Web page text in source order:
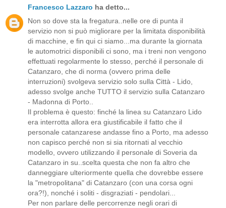
Francesco Lazzaro ha detto...
Non so dove sta la fregatura..nelle ore di punta il
servizio non si può migliorare per la limitata disponibilità
di macchine, e fin qui ci siamo...ma durante la giornata
le automotrici disponibili ci sono, ma i treni non vengono
effettuati regolarmente lo stesso, perché il personale di
Catanzaro, che di norma (ovvero prima delle
interruzioni) svolgeva servizio solo sulla Città - Lido,
adesso svolge anche TUTTO il servizio sulla Catanzaro
- Madonna di Porto..
Il problema è questo: finché la linea su Catanzaro Lido
era interrotta allora era giustificabile il fatto che il
personale catanzarese andasse fino a Porto, ma adesso
non capisco perché non si sia ritornati al vecchio
modello, ovvero utilizzando il personale di Soveria da
Catanzaro in su..scelta questa che non fa altro che
danneggiare ulteriormente quella che dovrebbe essere
la "metropolitana" di Catanzaro (con una corsa ogni
ora?!), nonché i soliti - disgraziati - pendolari...
Per non parlare delle percorrenze negli orari di